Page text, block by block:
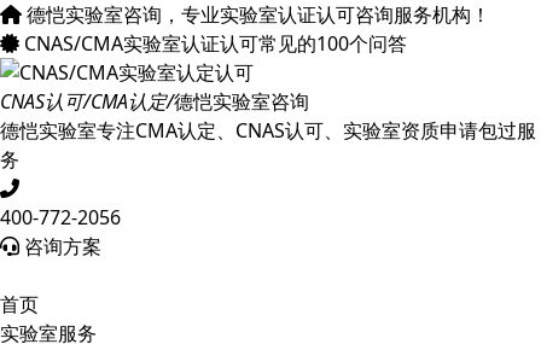
德恺实验室咨询，专业实验室认证认可咨询服务机构！
CNAS/CMA实验室认证认可常见的100个问答
CNAS认可/CMA认定/德恺实验室咨询
德恺实验室专注CMA认定、CNAS认可、实验室资质申请包过服
务
400-772-2056
咨询方案
首页
实验室服务